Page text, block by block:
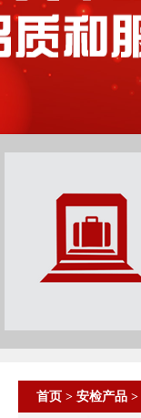
首页 > 安检产品 >